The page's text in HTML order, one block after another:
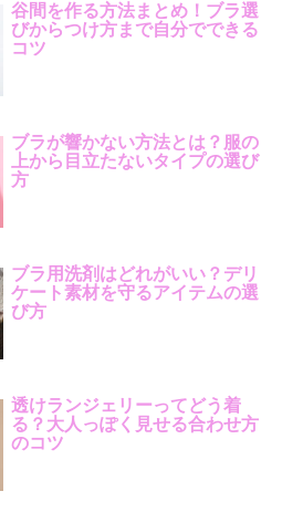
谷間を作る方法まとめ！ブラ選
びからつけ方まで自分でできる
コツ
ブラが響かない方法とは？服の
上から目立たないタイプの選び
方
ブラ用洗剤はどれがいい？デリ
ケート素材を守るアイテムの選
び方
透けランジェリーってどう着
る？大人っぽく見せる合わせ方
のコツ